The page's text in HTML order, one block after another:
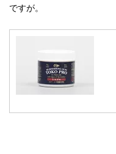
ですが。